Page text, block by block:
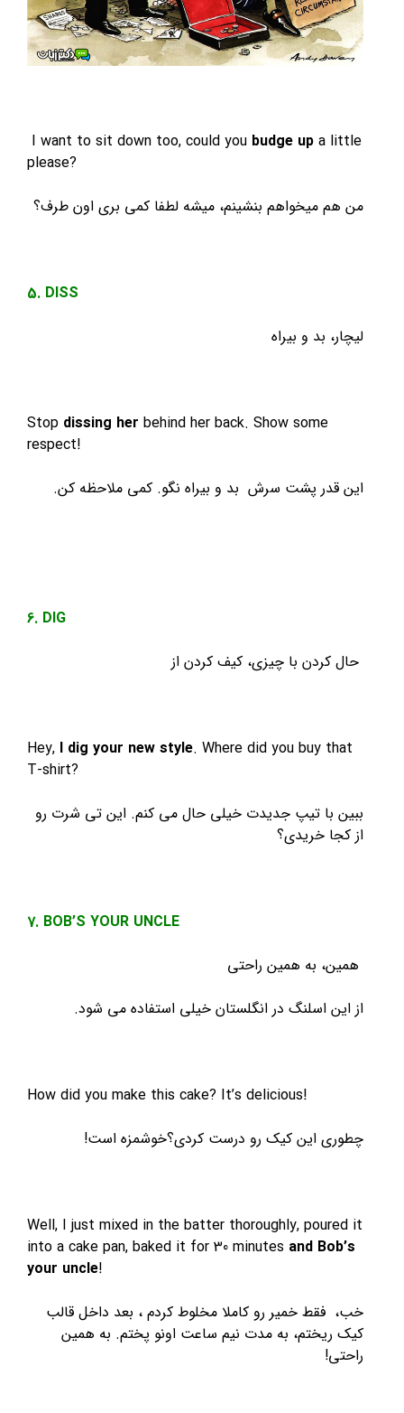
I want to sit down too, could you budge up a little
please?
من هم میخواهم بنشینم، میشه لطفا کمی بری اون طرف؟
5. DISS
لیچار، بد و بیراه
Stop dissing her behind her back. Show some
respect!
این قدر پشت سرش بد و بیراه نگو. کمی ملاحظه کن.
6. DIG
حال کردن با چیزی، کیف کردن از
Hey, I dig your new style. Where did you buy that
T-shirt?
ببین با تیپ جدیدت خیلی حال می کنم. این تی شرت رو
از کجا خریدی؟
7. BOB’S YOUR UNCLE
همین، به همین راحتی
از این اسلنگ در انگلستان خیلی استفاده می شود.
How did you make this cake? It’s delicious!
چطوری این کیک رو درست کردی؟خوشمزه است!
Well, I just mixed in the batter thoroughly, poured it
into a cake pan, baked it for 30 minutes and Bob’s
your uncle!
خب، فقط خمیر رو کاملا مخلوط کردم ، بعد داخل قالب
کیک ریختم، به مدت نیم ساعت اونو پختم. به همین
راحتی!